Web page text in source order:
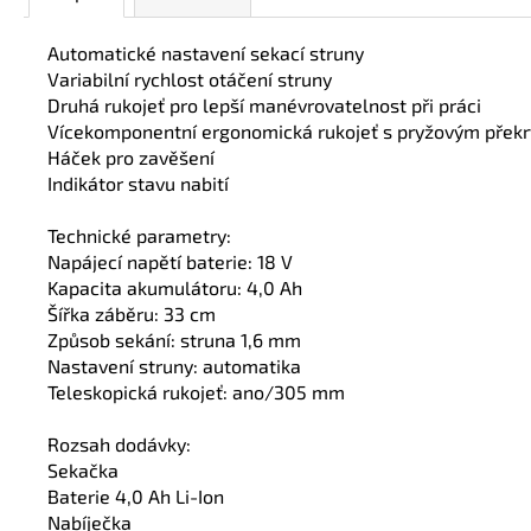
Automatické nastavení sekací struny
Variabilní rychlost otáčení struny
Druhá rukojeť pro lepší manévrovatelnost při práci
Vícekomponentní ergonomická rukojeť s pryžovým
Háček pro zavěšení
Indikátor stavu nabití
Technické parametry:
Napájecí napětí baterie: 18 V
Kapacita akumulátoru: 4,0 Ah
Šířka záběru: 33 cm
Způsob sekání: struna 1,6 mm
Nastavení struny: automatika
Teleskopická rukojeť: ano/305 mm
Rozsah dodávky:
Sekačka
Baterie 4,0 Ah Li-Ion
Nabíječka